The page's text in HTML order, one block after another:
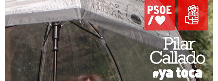
vídeo